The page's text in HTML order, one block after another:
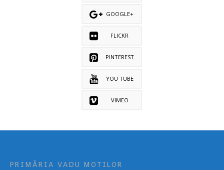
GOOGLE+
FLICKR
PINTEREST
YOU TUBE
VIMEO
PRIMĂRIA VADU MOTILOR